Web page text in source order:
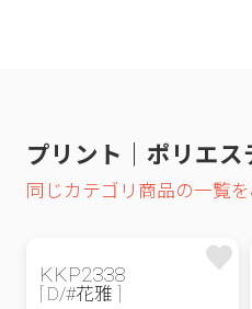
プリント｜ポリエス
同じカテゴリ商品の一覧
KKP2338
[ D/#花雅 ]